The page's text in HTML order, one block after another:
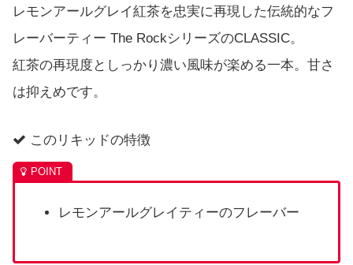
レモンアールグレイ紅茶を忠実に再現した伝統的なフ
レーバーティー The RockシリーズのCLASSIC。
紅茶の再現度としっかり濃い風味が楽める一本。甘さ
は抑えめです。
このリキッドの特徴
レモンアールグレイティーのフレーバー